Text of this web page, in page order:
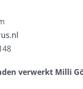
verwerkt Milli